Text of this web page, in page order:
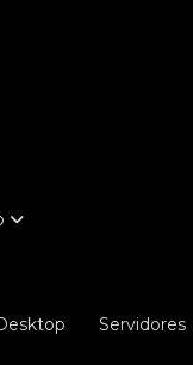
Desktop Servidores